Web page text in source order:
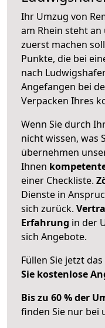
Ihr Umzug von
am Rhein steht an
zuerst machen
Punkte, die bei
nach
Angefangen bei
Verpacken Ihres
Wenn Sie durch
nicht wissen, was
übernehmen
Ihnen
einer Checkliste.
Dienste in
sich zurück.
Erfahrung in der
sich Angebote.
Füllen Sie jetzt
Sie kostenlose
Bis zu 60 % der
finden Sie nur bei